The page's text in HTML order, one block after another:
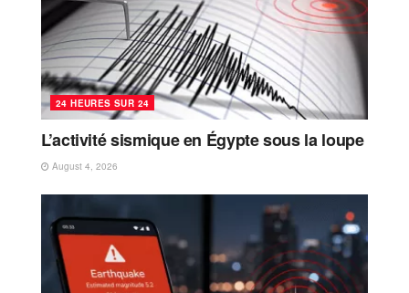
24 HEURES SUR 24
L’activité sismique en Égypte sous la loupe
August 4, 2026